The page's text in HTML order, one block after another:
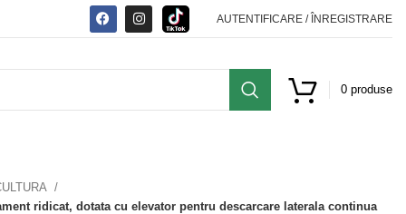
AUTENTIFICARE / ÎNREGISTRARE
0 produse
ridicat, dotata cu elevator pentru descarcare laterala continua